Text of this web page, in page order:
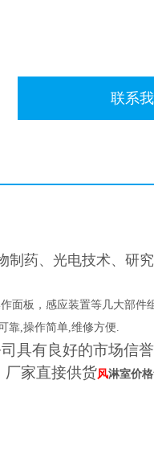
联系
制药、光电技术、研
面板，感应装置等几大部件
靠,操作简单,维修方便.
具有良好的市场信誉
厂家直接供货风淋室价格